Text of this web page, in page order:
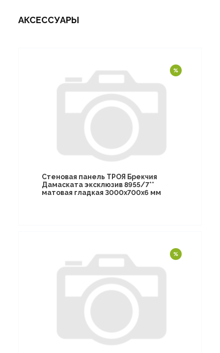
АКСЕССУАРЫ
Стеновая панель ТРОЯ Брекчия
Дамаската эксклюзив 8955/7**
матовая гладкая 3000х700х6 мм